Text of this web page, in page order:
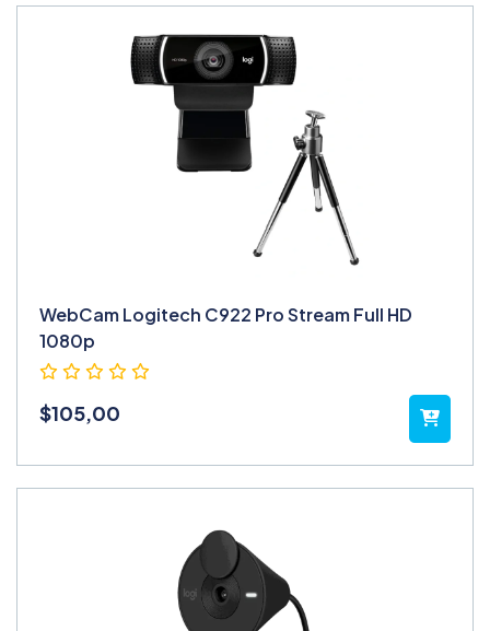
WebCam Logitech C922 Pro Stream Full HD
1080p
$105,00